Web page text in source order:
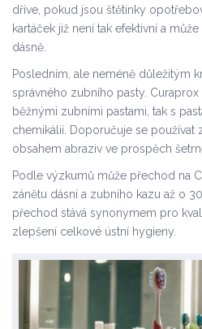
dříve, pokud jsou štětinky
kartáček již není tak efektivní a
dásně.
Posledním, ale neméně důležitým
správného zubního pasty.
běžnými zubními pastami, tak s
chemikálií. Doporučuje se používat
obsahem abraziv ve prospěch
Podle výzkumů může přechod na
zánětu dásní a zubního kazu až o
přechod stává synonymem pro
zlepšení celkové ústní hygieny.